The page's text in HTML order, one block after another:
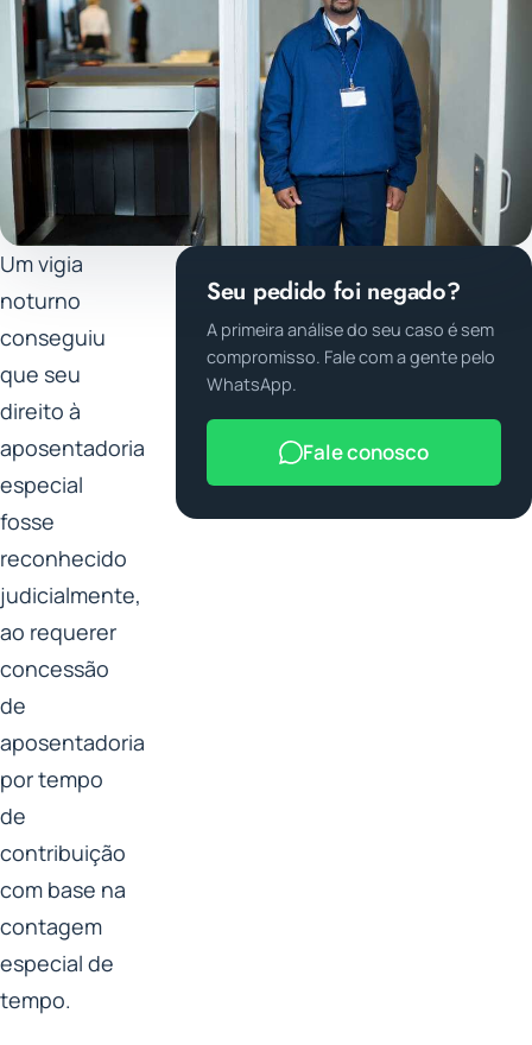
Um vigia
noturno
conseguiu
que seu
direito à
aposentadoria
especial
fosse
reconhecido
judicialmente,
ao requerer
concessão
de
aposentadoria
por tempo
de
contribuição
com base na
contagem
especial de
tempo.
Seu pedido foi negado?
A primeira análise do seu caso é sem
compromisso. Fale com a gente pelo
WhatsApp.
Fale conosco